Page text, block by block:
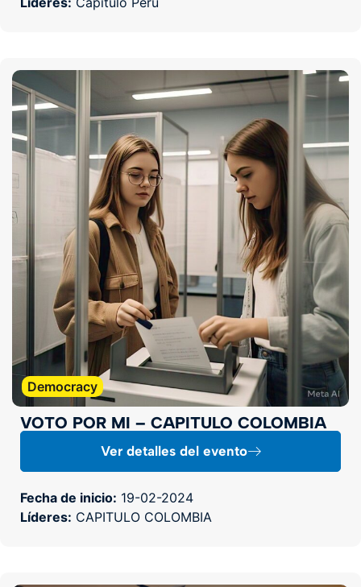
Democracy
VOTO POR MI – CAPITULO COLOMBIA
Ver detalles del evento
Fecha de inicio: 19-02-2024
Líderes: CAPITULO COLOMBIA